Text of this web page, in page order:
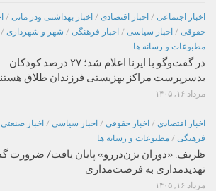
اخبار اجتماعی / اخبار اقتصادی / اخبار بهداشتی ودر مانی /
حقوقی / اخبار سیاسی / اخبار فرهنگی / شهر و شهرداری /
مطبوعات و رسانه ها
در گفت‌وگو با ایرنا اعلام شد؛ ۲۷ درصد کودکان
بدسرپرست مراکز بهزیستی فرزندان طلاق
مرداد ۱۶, ۱۴۰۵
اخبار اقتصادی / اخبار حقوقی / اخبار سیاسی / اخبار صنعتی
فرهنگی / مطبوعات و رسانه ها
ظریف: «دوران بزن‌دررو» پایان یافت/ ضرورت
تهدیدمداری به فرصت‌مداری
مرداد ۱۶, ۱۴۰۵